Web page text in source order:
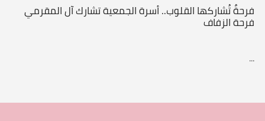
فرحةٌ تُشاركها القلوب.. أسرة الجمعية تشارك آل المقرمي
فرحة الزفاف
...